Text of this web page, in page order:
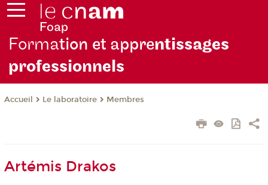
Formation et apprentissages
professionnels
Accueil Le laboratoire Membres
Artémis Drakos